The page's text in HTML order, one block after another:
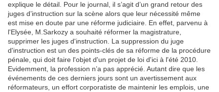
explique le détail. Pour le journal, il s’agit d’un grand retour des
juges d’instruction sur la scène alors que leur nécessité même
est mise en doute par une réforme judiciaire. En effet, parvenu à
l'Elysée, M.Sarkozy a souhaité réformer la magistrature,
supprimer les juges d'instruction. La suppression du juge
d'instruction est un des points-clés de sa réforme de la procédure
pénale, qui doit faire l'objet d'un projet de loi d'ici à l'été 2010.
Evidemment, la profession n’a pas apprécié. Autant dire que les
événements de ces derniers jours sont un avertissement aux
réformateurs, un effort corporatiste de maintenir les emplois, une